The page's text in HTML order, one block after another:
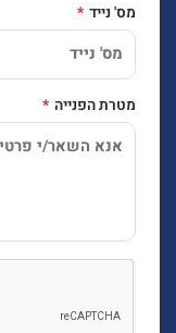
מס' נייד
מטרת הפנייה